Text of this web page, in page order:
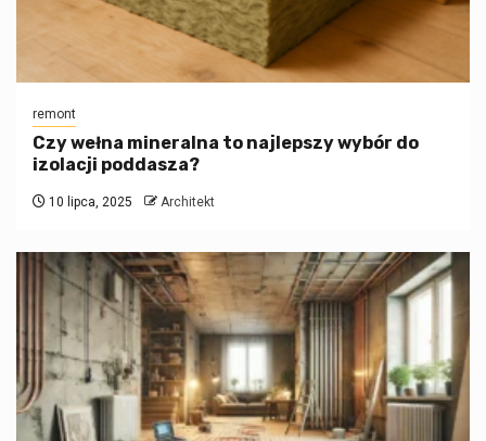
remont
Czy wełna mineralna to najlepszy wybór do
izolacji poddasza?
10 lipca, 2025 Architekt